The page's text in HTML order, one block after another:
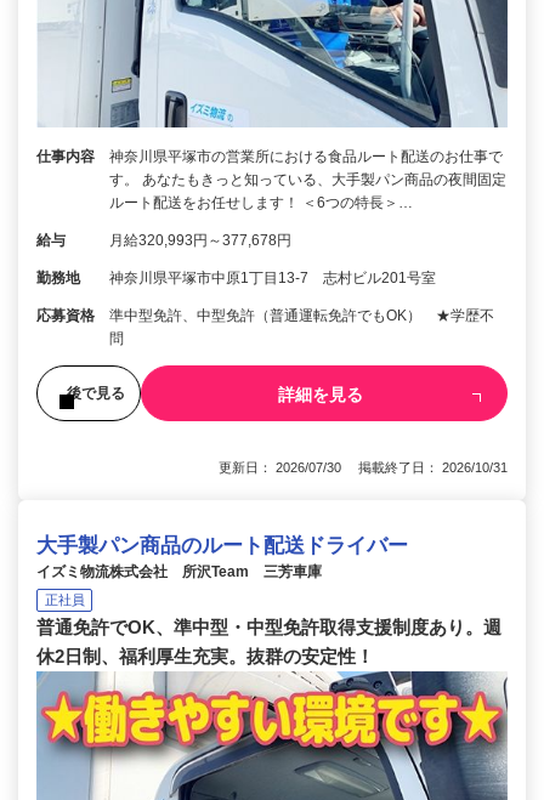
仕事内容
神奈川県平塚市の営業所における食品ルート配送のお仕事で
す。 あなたもきっと知っている、大手製パン商品の夜間固定
ルート配送をお任せします！ ＜6つの特長＞…
給与 月給320,993円～377,678円
勤務地 神奈川県平塚市中原1丁目13-7 志村ビル201号室
応募資格
準中型免許、中型免許（普通運転免許でもOK） ★学歴不
問
後で見る 詳細を見る
更新日： 2026/07/30 掲載終了日： 2026/10/31
大手製パン商品のルート配送ドライバー
イズミ物流株式会社 所沢Team 三芳車庫
正社員
普通免許でOK、準中型・中型免許取得支援制度あり。週
休2日制、福利厚生充実。抜群の安定性！